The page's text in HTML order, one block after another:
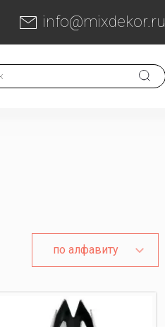
info@mixdekor.ru
по алфавиту